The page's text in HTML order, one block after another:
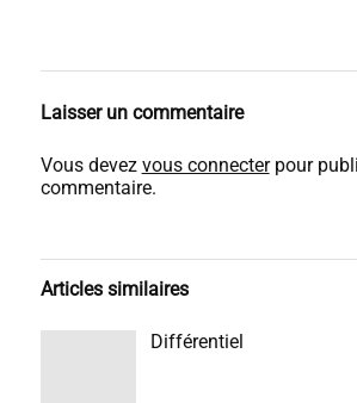
Laisser un commentaire
Vous devez vous connecterpour
commentaire.
Articles similaires
Différentiel